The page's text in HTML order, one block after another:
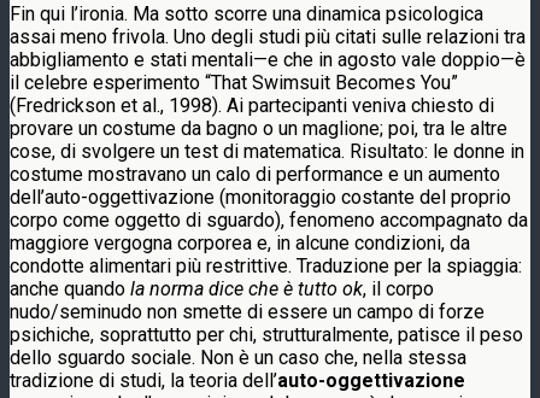
Fin qui l’ironia. Ma sotto scorre una dinamica psicologica
assai meno frivola. Uno degli studi più citati sulle relazioni tra
abbigliamento e stati mentali—e che in agosto vale doppio—è
il celebre esperimento “That Swimsuit Becomes You”
(Fredrickson et al., 1998). Ai partecipanti veniva chiesto di
provare un costume da bagno o un maglione; poi, tra le altre
cose, di svolgere un test di matematica. Risultato: le donne in
costume mostravano un calo di performance e un aumento
dell’auto-oggettivazione (monitoraggio costante del proprio
corpo come oggetto di sguardo), fenomeno accompagnato da
maggiore vergogna corporea e, in alcune condizioni, da
condotte alimentari più restrittive. Traduzione per la spiaggia:
anche quando la norma dice che è tutto ok, il corpo
nudo/seminudo non smette di essere un campo di forze
psichiche, soprattutto per chi, strutturalmente, patisce il peso
dello sguardo sociale. Non è un caso che, nella stessa
tradizione di studi, la teoria dell’auto-oggettivazione